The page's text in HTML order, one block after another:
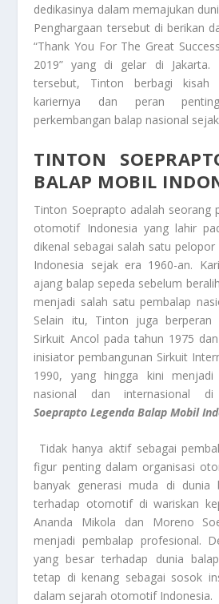
dedikasinya dalam memajukan
Penghargaan tersebut di berikan
“Thank You For The Great
2019” yang di gelar di Jakarta.
tersebut, Tinton berbagi kisah
kariernya dan peran
perkembangan balap nasional
TINTON
BALAP MOBIL
Tinton Soeprapto adalah seorang
otomotif Indonesia yang lahir
dikenal sebagai salah satu
Indonesia sejak era 1960-an.
ajang balap sepeda sebelum
menjadi salah satu pembalap
Selain itu, Tinton juga berperan
Sirkuit Ancol pada tahun 1975
inisiator pembangunan Sirkuit
1990, yang hingga kini
nasional dan internasional di
Soeprapto Legenda Balap Mobil
Tidak hanya aktif sebagai
figur penting dalam organisasi
banyak generasi muda di dunia
terhadap otomotif di wariskan
Ananda Mikola dan Moreno
menjadi pembalap profesional.
yang besar terhadap dunia
tetap di kenang sebagai sosok
dalam sejarah otomotif Indonesia.